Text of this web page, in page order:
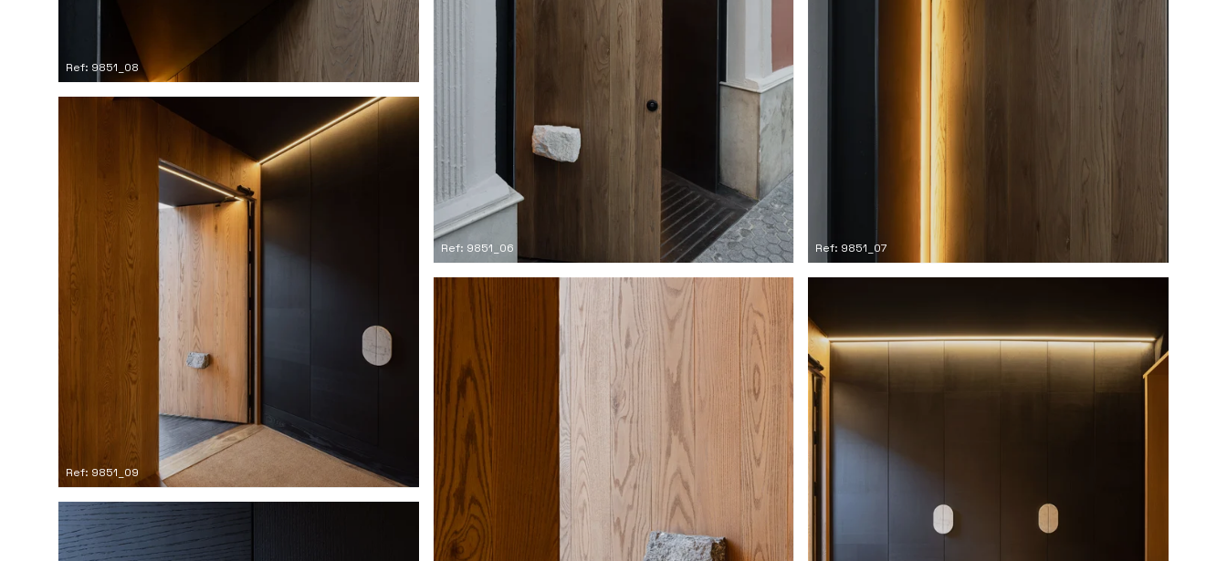
Ref: 9851_06 Ref: 9851_07
Ref: 9851_08
Ref: 9851_09